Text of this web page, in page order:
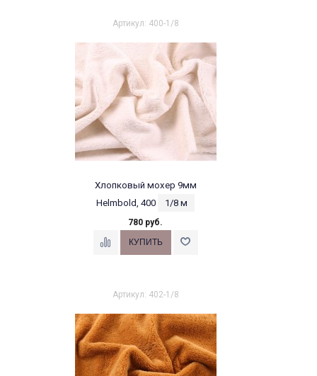
Артикул: 400-1/8
Хлопковый мохер 9мм
Helmbold, 400
1/8 м
780 руб.
Артикул: 402-1/8